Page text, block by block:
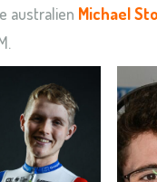
australien Michael